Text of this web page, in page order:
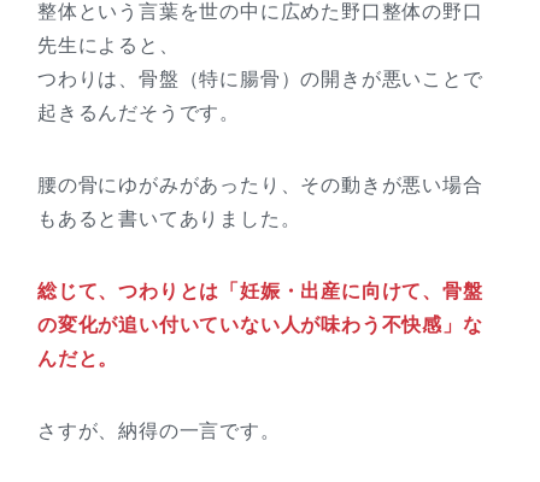
整体という言葉を世の中に広めた野口整体の野口
先生によると、
つわりは、骨盤（特に腸骨）の開きが悪いことで
起きるんだそうです。
腰の骨にゆがみがあったり、その動きが悪い場合
もあると書いてありました。
総じて、つわりとは「妊娠・出産に向けて、骨盤
の変化が追い付いていない人が味わう不快感」な
んだと。
さすが、納得の一言です。